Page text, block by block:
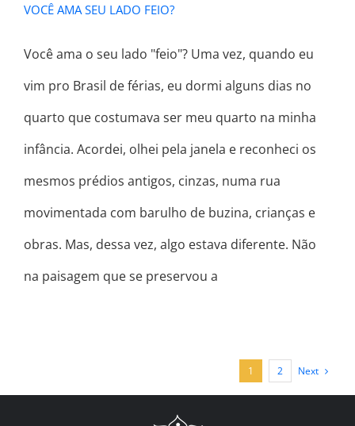
VOCÊ AMA SEU LADO FEIO?
Você ama o seu lado "feio"? Uma vez, quando eu
vim pro Brasil de férias, eu dormi alguns dias no
quarto que costumava ser meu quarto na minha
infância. Acordei, olhei pela janela e reconheci os
mesmos prédios antigos, cinzas, numa rua
movimentada com barulho de buzina, crianças e
obras. Mas, dessa vez, algo estava diferente. Não
na paisagem que se preservou a
1 2 Next